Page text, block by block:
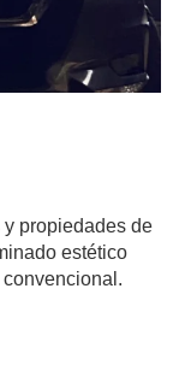
propiedades de
estético